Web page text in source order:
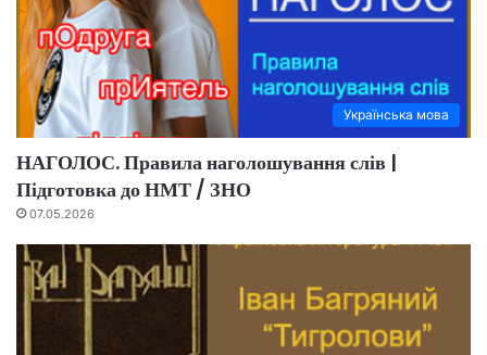
Українська мова
НАГОЛОС. Правила наголошування слів |
Підготовка до НМТ / ЗНО
07.05.2026